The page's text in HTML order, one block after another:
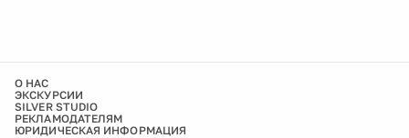
О НАС
ЭКСКУРСИИ
SILVER STUDIO
РЕКЛАМОДАТЕЛЯМ
ЮРИДИЧЕСКАЯ ИНФОРМАЦИЯ